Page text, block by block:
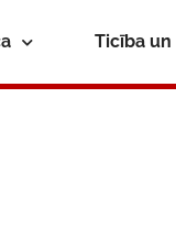
Ticība